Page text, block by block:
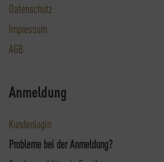
Datenschutz
Impressum
AGB
Anmeldung
Kundenlogin
Probleme bei der Anmeldung?